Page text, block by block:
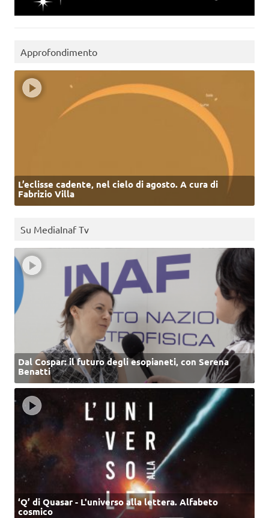
Approfondimento
L’eclisse cadente, nel cielo di agosto. A cura di
Fabrizio Villa
Su MediaInaf Tv
Dal Cospar: il futuro degli esopianeti, con Serena
Benatti
‘Q’ di Quasar - L'universo alla lettera. Alfabeto
cosmico